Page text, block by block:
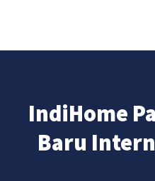
IndiHome
Baru